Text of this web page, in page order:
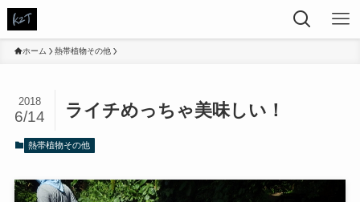
ホーム 熱帯植物その他
ライチめっちゃ美味しい！
2018
6/14
熱帯植物その他